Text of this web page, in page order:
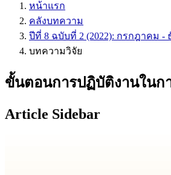
หน้าแรก
คลังบทความ
ปีที่ 8 ฉบับที่ 2 (2022): กรกฎาคม -
บทความวิจัย
ขั้นตอนการปฏิบัติงานในก
Article Sidebar